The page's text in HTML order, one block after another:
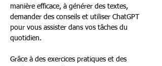
manière efficace, à générer des textes,
demander des conseils et utiliser ChatGPT
pour vous assister dans vos tâches du
quotidien.
Grâce à des exercices pratiques et des